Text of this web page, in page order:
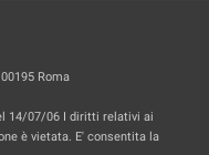
Roma
14/07/06 I diritti relativi ai
è vietata. E' consentita la